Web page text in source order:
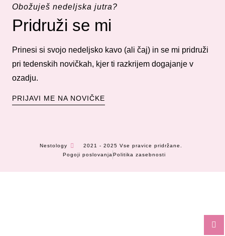
Obožuješ nedeljska jutra?
Pridruži se mi
Prinesi si svojo nedeljsko kavo (ali čaj) in se mi pridruži
pri tedenskih novičkah, kjer ti razkrijem dogajanje v
ozadju.
PRIJAVI ME NA NOVIČKE
Nestology
2021 - 2025 Vse pravice pridržane.
Pogoji poslovanja Politika zasebnosti